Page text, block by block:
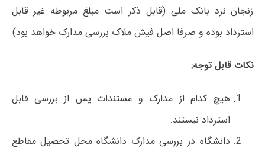
زنجان نزد بانک ملی (قابل ذکر است مبلغ مربوطه غیر قابل
استرداد بوده و صرفا اصل فیش ملاک بررسی مدارک خواهد بود)
نکات قابل توجه:
هیچ کدام از مدارک و مستندات پس از بررسی قابل
استرداد نیستند.
دانشگاه در بررسی مدارک دانشگاه محل تحصیل مقاطع